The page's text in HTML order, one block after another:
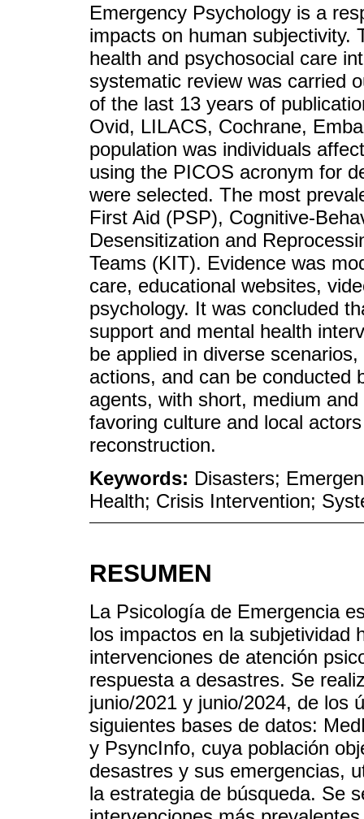
Emergency Psychology is a
impacts on human subjectivity.
health and psychosocial care
systematic review was carried
of the last 13 years of
Ovid, LILACS, Cochrane,
population was individuals
using the PICOS acronym for
were selected. The most
First Aid (PSP), Cognitive-
Desensitization and
Teams (KIT). Evidence was
care, educational websites,
psychology. It was concluded
support and mental health
be applied in diverse
actions, and can be conducted
agents, with short, medium
favoring culture and local
reconstruction.
Keywords: Disasters;
Health; Crisis Intervention;
RESUMEN
La Psicología de Emergencia
los impactos en la subjetividad
intervenciones de atención
respuesta a desastres. Se
junio/2021 y junio/2024, de los
siguientes bases de datos:
y PsyncInfo, cuya población
desastres y sus emergencias,
la estrategia de búsqueda. Se